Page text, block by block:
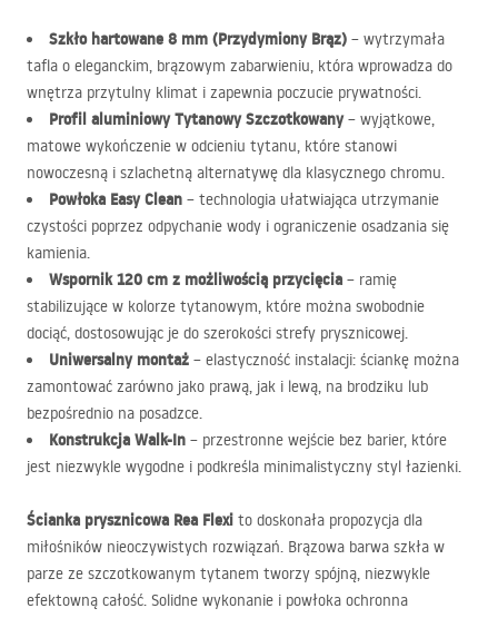
Szkło hartowane 8 mm (Przydymiony Brąz) – wytrzymała
tafla o eleganckim, brązowym zabarwieniu, która wprowadza do
wnętrza przytulny klimat i zapewnia poczucie prywatności.
Profil aluminiowy Tytanowy Szczotkowany– wyjątkowe,
matowe wykończenie w odcieniu tytanu, które stanowi
nowoczesną i szlachetną alternatywę dla klasycznego chromu.
Powłoka Easy Clean – technologia ułatwiająca utrzymanie
czystości poprzez odpychanie wody i ograniczenie osadzania się
kamienia.
Wspornik 120 cm z możliwością przycięcia – ramię
stabilizujące w kolorze tytanowym, które można swobodnie
dociąć, dostosowując je do szerokości strefy prysznicowej.
Uniwersalny montaż – elastyczność instalacji: ściankę można
zamontować zarówno jako prawą, jak i lewą, na brodziku lub
bezpośrednio na posadzce.
Konstrukcja Walk-In – przestronne wejście bez barier, które
jest niezwykle wygodne i podkreśla minimalistyczny styl łazienki.
Ścianka prysznicowa Rea Flexi to doskonała propozycja dla
miłośników nieoczywistych rozwiązań. Brązowa barwa szkła w
parze ze szczotkowanym tytanem tworzy spójną, niezwykle
efektowną całość. Solidne wykonanie i powłoka ochronna